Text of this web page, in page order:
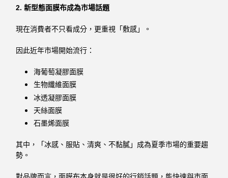
2. 新型態面膜布成為市場話題
現在消費者不只看成分，更重視「敷感」。
因此近年市場開始流行：
海葡萄凝膠面膜
生物纖維面膜
冰透凝膠面膜
天絲面膜
石墨烯面膜
其中，「冰感、服貼、清爽、不黏膩」成為夏季市場的重要趨
勢。